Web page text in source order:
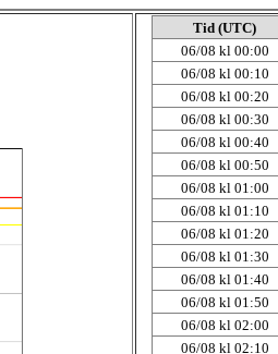
Tid (UTC)
06/08 kl 00:00
06/08 kl 00:10
06/08 kl 00:20
06/08 kl 00:30
06/08 kl 00:40
06/08 kl 00:50
06/08 kl 01:00
06/08 kl 01:10
06/08 kl 01:20
06/08 kl 01:30
06/08 kl 01:40
06/08 kl 01:50
06/08 kl 02:00
06/08 kl 02:10